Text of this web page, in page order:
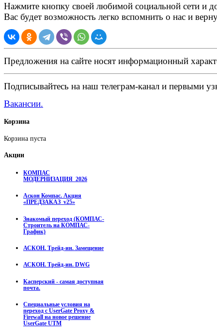
Нажмите кнопку своей любимой социальной сети и
Вас будет возможность легко вспомнить о нас и
Предложения на сайте носят информационный
Подписывайтесь на наш телеграм-канал и первыми
Вакансии.
Корзина
Корзина пуста
Акции
КОМПАС
МОДЕРНИЗАЦИЯ_2026
Аскон Компас. Акция
«ПРЕДЗАКАЗ_v25»
Знакомый переход (КОМПАС-
Строитель на КОМПАС-
График)
АСКОН. Трейд-ин. Замещение
АСКОН. Трейд-ин. DWG
Касперский - самая доступная
почта.
Специальные условия на
переход с UserGate Proxy &
Firewall на новое решение
UserGate UTM